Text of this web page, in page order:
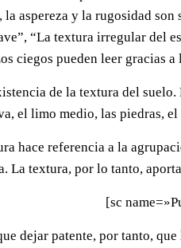
aspereza y la rugosidad
“La textura irregular del
ciegos pueden leer gracias
de la textura del
el limo medio, las piedras,
hace referencia a la
La textura, por lo tanto,
[sc
dejar patente, por tanto,